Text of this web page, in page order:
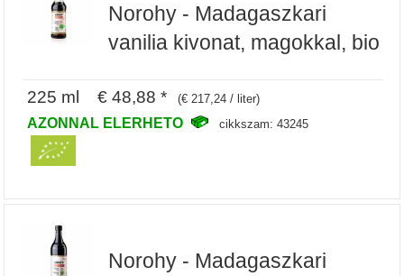
Norohy - Madagaszkari
vanilia kivonat, magokkal, bio
225 ml € 48,88 * (€ 217,24 / liter)
AZONNAL ELERHETO cikkszam: 43245
Norohy - Madagaszkari